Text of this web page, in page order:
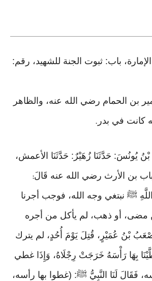
باب: ثبوت الجنة للشهيد، رقم:
بن الحمام رضي الله عنه، والظاهر
كانت في بدر .
بْنُ يُونُسَ: حَدَّثَنَا زُهَيْرٌ: حَدَّثَنَا الأعمش،
بن الأرث رضي الله عنه قَالَ:
ﷺ نبتغي وجه الله، فوجب أجرنا
مضى، أو ذهب، لم يأكل من أجره
بْنُ عُمَيْرٍ، قُتِلَ يَوْمَ أُحُدٍ، لم يترك
غَطَّيْنَا بِهَا رَأْسَهُ خَرَجَتْ رِجْلَاهُ، وَإِذَا غطي
فَقَالَ لَنَا النَّبِيُّ ﷺ: (غطوا بها رأسه،